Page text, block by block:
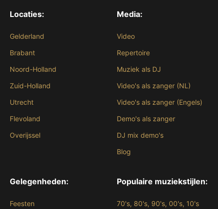
Locaties:
Gelderland
Brabant
Noord-Holland
Zuid-Holland
Utrecht
Flevoland
Overijssel
Media:
Video
Repertoire
Muziek als DJ
Video's als zanger (NL)
Video's als zanger (Engels)
Demo's als zanger
DJ mix demo's
Blog
Gelegenheden:
Feesten
Populaire muziekstijlen:
70's, 80's, 90's, 00's, 10's